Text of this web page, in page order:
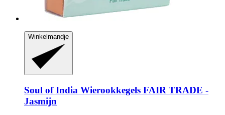
Winkelmandje
Soul of India Wierookkegels FAIR TRADE -​
Jasmijn